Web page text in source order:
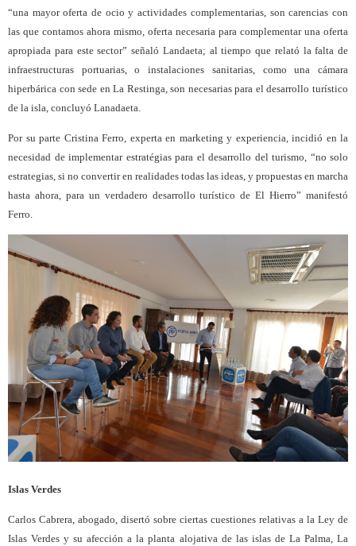
“una mayor oferta de ocio y actividades complementarias, son carencias con
las que contamos ahora mismo, oferta necesaria para complementar una oferta
apropiada para este sector” señaló Landaeta; al tiempo que relató la falta de
infraestructuras portuarias, o instalaciones sanitarias, como una cámara
hiperbárica con sede en La Restinga, son necesarias para el desarrollo turístico
de la isla, concluyó Lanadaeta.
Por su parte Cristina Ferro, experta en marketing y experiencia, incidió en la
necesidad de implementar estratégias para el desarrollo del turismo, “no solo
estrategias, si no convertir en realidades todas las ideas, y propuestas en marcha
hasta ahora, para un verdadero desarrollo turístico de El Hierro” manifestó
Ferro.
Islas Verdes
Carlos Cabrera, abogado, disertó sobre ciertas cuestiones relativas a la Ley de
Islas Verdes y su afección a la planta alojativa de las islas de La Palma, La